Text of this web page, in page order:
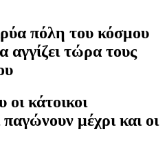
πόλη του κόσμου
αγγίζει τώρα τους
κάτοικοι
μέχρι και οι